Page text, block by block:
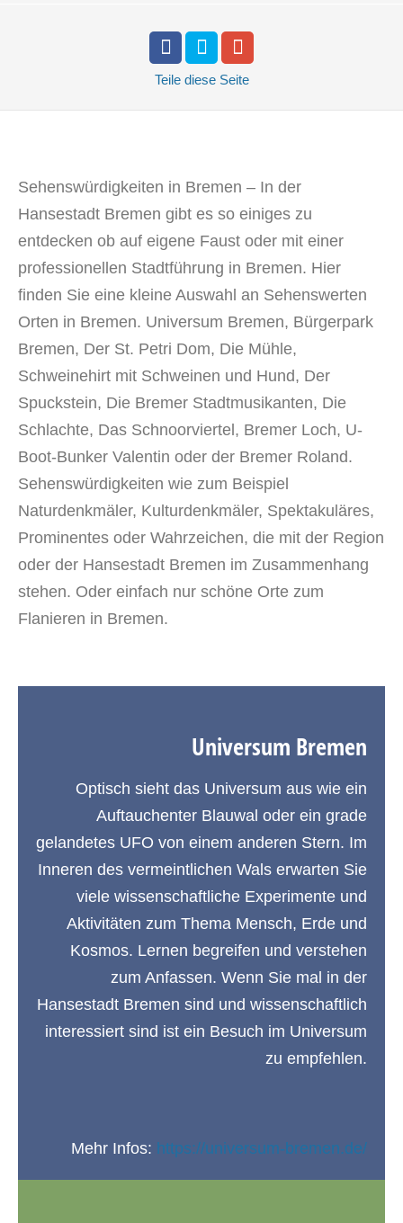
Teile diese Seite
Sehenswürdigkeiten in Bremen – In der
Hansestadt Bremen gibt es so einiges zu
entdecken ob auf eigene Faust oder mit einer
professionellen Stadtführung in Bremen. Hier
finden Sie eine kleine Auswahl an Sehenswerten
Orten in Bremen. Universum Bremen, Bürgerpark
Bremen, Der St. Petri Dom, Die Mühle,
Schweinehirt mit Schweinen und Hund, Der
Spuckstein, Die Bremer Stadtmusikanten, Die
Schlachte, Das Schnoorviertel, Bremer Loch, U-
Boot-Bunker Valentin oder der Bremer Roland.
Sehenswürdigkeiten wie zum Beispiel
Naturdenkmäler, Kulturdenkmäler, Spektakuläres,
Prominentes oder Wahrzeichen, die mit der Region
oder der Hansestadt Bremen im Zusammenhang
stehen. Oder einfach nur schöne Orte zum
Flanieren in Bremen.
Universum Bremen
Optisch sieht das Universum aus wie ein
Auftauchenter Blauwal oder ein grade
gelandetes UFO von einem anderen Stern. Im
Inneren des vermeintlichen Wals erwarten Sie
viele wissenschaftliche Experimente und
Aktivitäten zum Thema Mensch, Erde und
Kosmos. Lernen begreifen und verstehen
zum Anfassen. Wenn Sie mal in der
Hansestadt Bremen sind und wissenschaftlich
interessiert sind ist ein Besuch im Universum
zu empfehlen.
Mehr Infos: https://universum-bremen.de/